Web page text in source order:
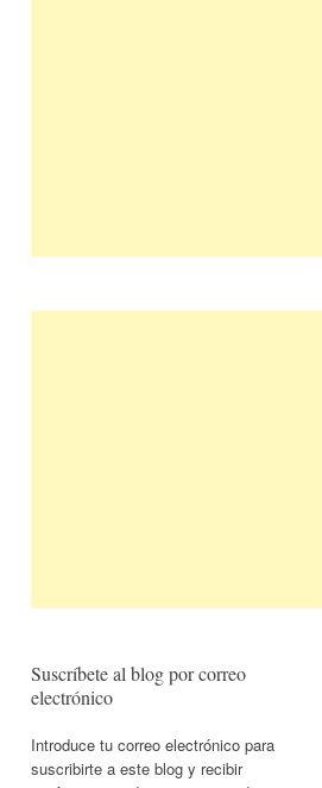
Suscríbete al blog por correo
electrónico
Introduce tu correo electrónico para
suscribirte a este blog y recibir